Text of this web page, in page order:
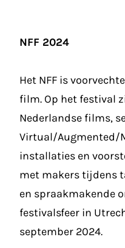
NFF 2024
Het NFF is
film. Op het festival
Nederlandse films,
Virtual/Augmented/
installaties en
met makers tijdens
en spraakmakende
festivalsfeer in
september 2024.